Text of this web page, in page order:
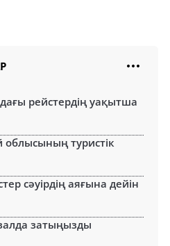
рейстердің уақытша
туристік
сәуірдің аяғына дейін
затыңызды